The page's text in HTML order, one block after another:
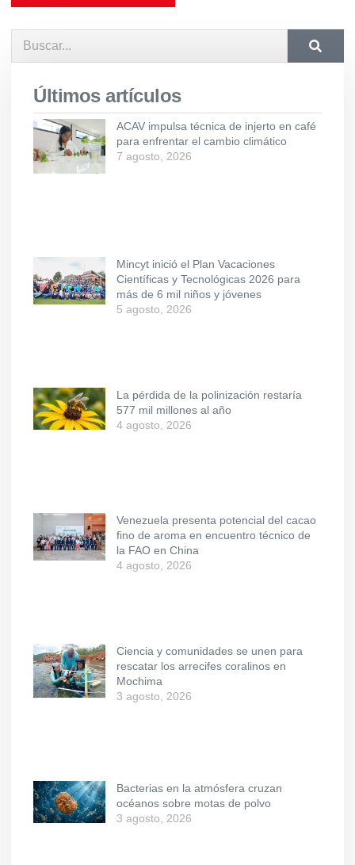
Últimos artículos
ACAV impulsa técnica de injerto en café
para enfrentar el cambio climático
7 agosto, 2026
Mincyt inició el Plan Vacaciones
Científicas y Tecnológicas 2026 para
más de 6 mil niños y jóvenes
5 agosto, 2026
La pérdida de la polinización restaría
577 mil millones al año
4 agosto, 2026
Venezuela presenta potencial del cacao
fino de aroma en encuentro técnico de
la FAO en China
4 agosto, 2026
Ciencia y comunidades se unen para
rescatar los arrecifes coralinos en
Mochima
3 agosto, 2026
Bacterias en la atmósfera cruzan
océanos sobre motas de polvo
3 agosto, 2026